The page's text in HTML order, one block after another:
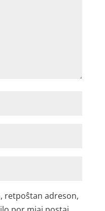
retpoŝtan adreson,